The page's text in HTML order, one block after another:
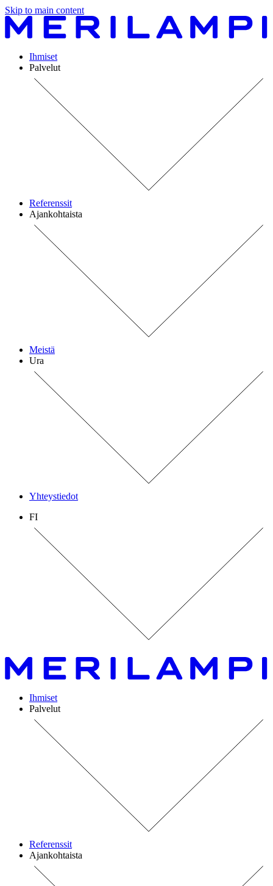
Skip to main content
Ihmiset
Palvelut
Referenssit
Ajankohtaista
Meistä
Ura
Yhteystiedot
FI
Ihmiset
Palvelut
Referenssit
Ajankohtaista